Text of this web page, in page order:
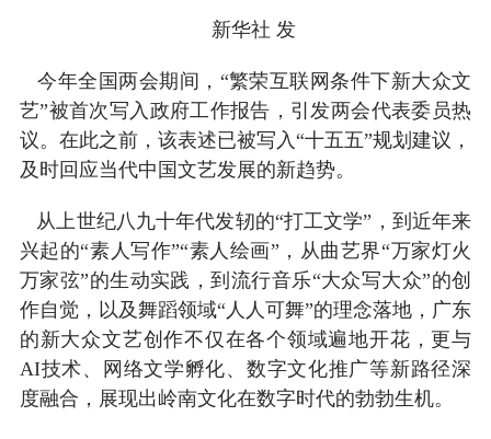
新华社 发
今年全国两会期间，“繁荣互联网条件下新大众文
艺”被首次写入政府工作报告，引发两会代表委员热
议。在此之前，该表述已被写入“十五五”规划建议，
及时回应当代中国文艺发展的新趋势。
从上世纪八九十年代发轫的“打工文学”，到近年来
兴起的“素人写作”“素人绘画”，从曲艺界“万家灯火
万家弦”的生动实践，到流行音乐“大众写大众”的创
作自觉，以及舞蹈领域“人人可舞”的理念落地，广东
的新大众文艺创作不仅在各个领域遍地开花，更与
AI技术、网络文学孵化、数字文化推广等新路径深
度融合，展现出岭南文化在数字时代的勃勃生机。